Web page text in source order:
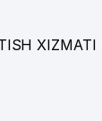
XIZMATI